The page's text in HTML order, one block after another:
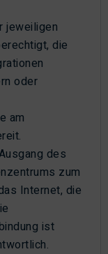
jeweiligen
die
oder
am
des
zum
Internet, die
ist